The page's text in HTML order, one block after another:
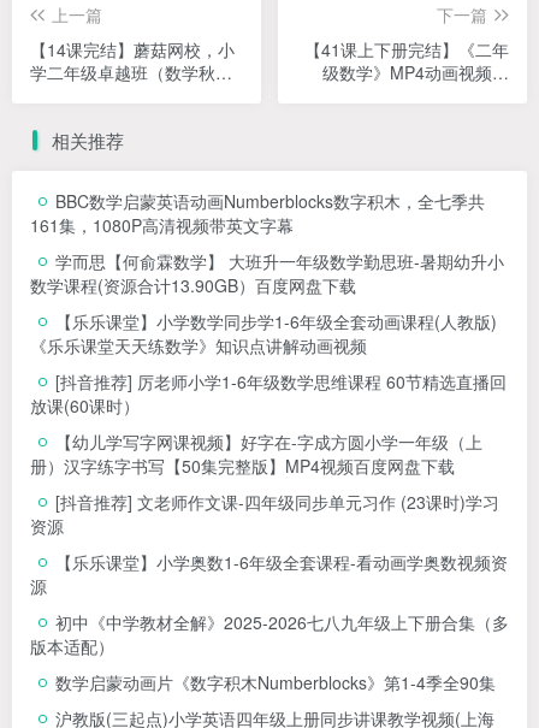
上一篇
【14课完结】蘑菇网校，小
学二年级卓越班（数学秋季
下一篇
【41课上下册完结】《二年
级数学》MP4动画视频课
相关推荐
BBC数学启蒙英语动画Numberblocks数字积木，全七季共
161集，1080P高清视频带英文字幕
学而思【何俞霖数学】 大班升一年级数学勤思班-暑期幼升小
数学课程(资源合计13.90GB）百度网盘下载
【乐乐课堂】小学数学同步学1-6年级全套动画课程(人教版)
《乐乐课堂天天练数学》知识点讲解动画视频
[抖音推荐] 厉老师小学1-6年级数学思维课程 60节精选直播回
放课(60课时）
【幼儿学写字网课视频】好字在-字成方圆小学一年级（上
册）汉字练字书写【50集完整版】MP4视频百度网盘下载
[抖音推荐] 文老师作文课-四年级同步单元习作 (23课时)学习
资源
【乐乐课堂】小学奥数1-6年级全套课程-看动画学奥数视频资
源
初中《中学教材全解》2025-2026七八九年级上下册合集（多
版本适配）
数学启蒙动画片《数字积木Numberblocks》第1-4季全90集
沪教版(三起点)小学英语四年级上册同步讲课教学视频(上海